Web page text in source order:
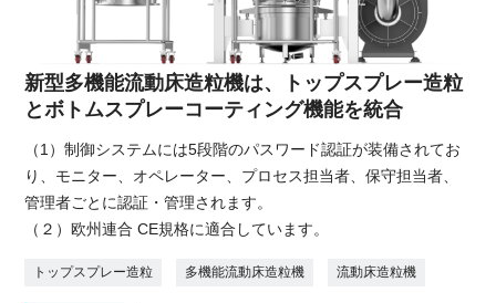
新型多機能流動床造粒機は、トップスプレー造粒
とボトムスプレーコーティング機能を統合
（1）制御システムには5段階のパスワード認証が装備されてお
り、モニター、オペレーター、プロセス担当者、保守担当者、
管理者ごとに認証・管理されます。
（２）欧州連合 CE規格に適合しています。
トップスプレー造粒 多機能流動床造粒機 流動床造粒機